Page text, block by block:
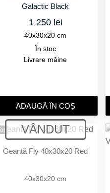
Galactic Black
1 250 lei
40x30x20 cm
În stoc
Livrare mâine
ADAUGǍ ÎN COȘ
Geantă Fly 40x30x20 Red
40x30x20 cm